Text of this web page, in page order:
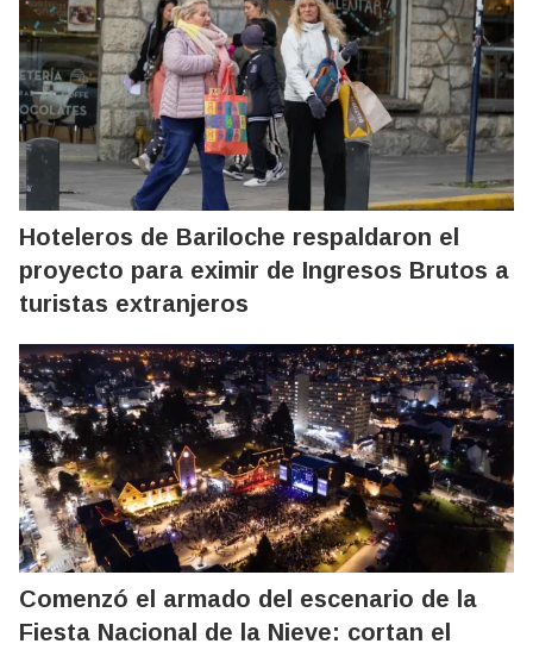
Hoteleros de Bariloche respaldaron el
proyecto para eximir de Ingresos Brutos a
turistas extranjeros
Comenzó el armado del escenario de la
Fiesta Nacional de la Nieve: cortan el